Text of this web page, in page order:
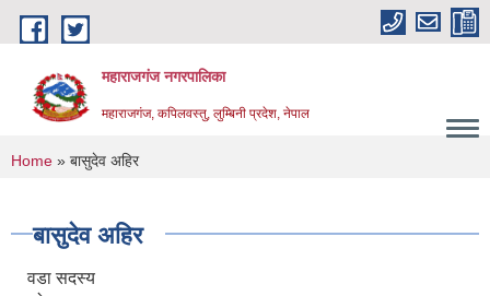
Skip to main content
महाराजगंज नगरपालिका
महाराजगंज, कपिलवस्तु, लुम्बिनी प्रदेश, नेपाल
You are here
Home » बासुदेव अहिर
बासुदेव अहिर
वडा सदस्य